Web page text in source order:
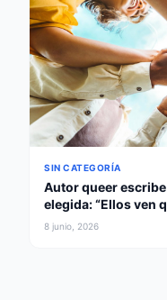
SIN CATEGORÍA
Autor queer
elegida: “Ellos ven
8 junio, 2026